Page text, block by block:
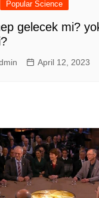
Popular Science
gelecek mi?
April 12, 2023